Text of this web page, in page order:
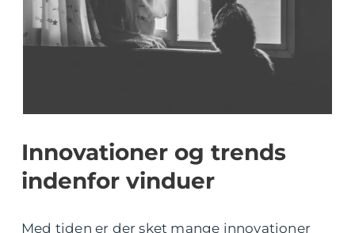
Innovationer og trends
indenfor vinduer
Med tiden er der sket mange innovationer